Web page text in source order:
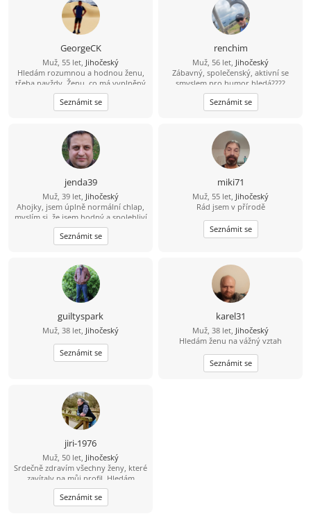
GeorgeCK
Muž, 55 let, Jihočeský
Hledám rozumnou a hodnou ženu,
třeba navždy. Ženu, co má vyplněný
celý profil. I negativní odpověď je
lepší než fucking mlčení.
Seznámit se
renchim
Muž, 56 let, Jihočeský
Zábavný, společenský, aktivní se
smyslem pro humor hledá????
Najdu????
Seznámit se
jenda39
Muž, 39 let, Jihočeský
Ahojky, jsem úplně normální chlap,
myslím si, že jsem hodný a spolehliví
a že nezkazím žádnou srandu.
Hledám k sobě partnerku na
společnou a pohodovou cestu
překážkou????
Seznámit se
miki71
Muž, 55 let, Jihočeský
Rád jsem v přírodě
Seznámit se
guiltyspark
Muž, 38 let, Jihočeský
Seznámit se
karel31
Muž, 38 let, Jihočeský
Hledám ženu na vážný vztah
Seznámit se
jiri-1976
Muž, 50 let, Jihočeský
Srdečně zdravím všechny ženy, které
zavítaly na můj profil. Hledám
pohodovou ženu, která pečuje o své
tělo i duši, žije vědomě a aktivně.
Jsem člověk, který ví, že hledá jednu
Seznámit se